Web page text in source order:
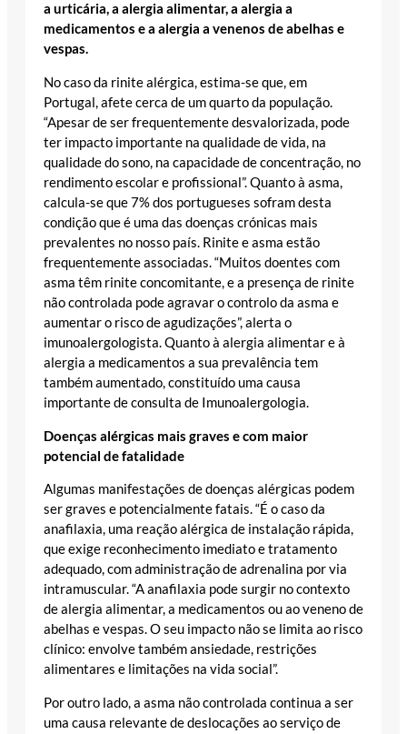
a urticária, a alergia alimentar, a alergia a
medicamentos e a alergia a venenos de abelhas e
vespas.
No caso da rinite alérgica, estima-se que, em
Portugal, afete cerca de um quarto da população.
“Apesar de ser frequentemente desvalorizada, pode
ter impacto importante na qualidade de vida, na
qualidade do sono, na capacidade de concentração, no
rendimento escolar e profissional”. Quanto à asma,
calcula-se que 7% dos portugueses sofram desta
condição que é uma das doenças crónicas mais
prevalentes no nosso país. Rinite e asma estão
frequentemente associadas. “Muitos doentes com
asma têm rinite concomitante, e a presença de rinite
não controlada pode agravar o controlo da asma e
aumentar o risco de agudizações”, alerta o
imunoalergologista. Quanto à alergia alimentar e à
alergia a medicamentos a sua prevalência tem
também aumentado, constituído uma causa
importante de consulta de Imunoalergologia.
Doenças alérgicas mais graves e com maior
potencial de fatalidade
Algumas manifestações de doenças alérgicas podem
ser graves e potencialmente fatais. “É o caso da
anafilaxia, uma reação alérgica de instalação rápida,
que exige reconhecimento imediato e tratamento
adequado, com administração de adrenalina por via
intramuscular. “A anafilaxia pode surgir no contexto
de alergia alimentar, a medicamentos ou ao veneno de
abelhas e vespas. O seu impacto não se limita ao risco
clínico: envolve também ansiedade, restrições
alimentares e limitações na vida social”.
Por outro lado, a asma não controlada continua a ser
uma causa relevante de deslocações ao serviço de